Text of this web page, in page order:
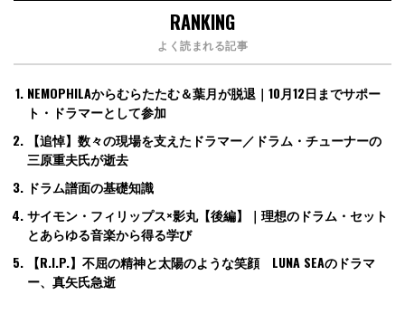
RANKING
よく読まれる記事
NEMOPHILAからむらたたむ＆葉月が脱退｜10月12日までサポー
ト・ドラマーとして参加
【追悼】数々の現場を支えたドラマー／ドラム・チューナーの
三原重夫氏が逝去
ドラム譜面の基礎知識
サイモン・フィリップス×影丸【後編】｜理想のドラム・セット
とあらゆる音楽から得る学び
【R.I.P.】不屈の精神と太陽のような笑顔 LUNA SEAのドラマ
ー、真矢氏急逝